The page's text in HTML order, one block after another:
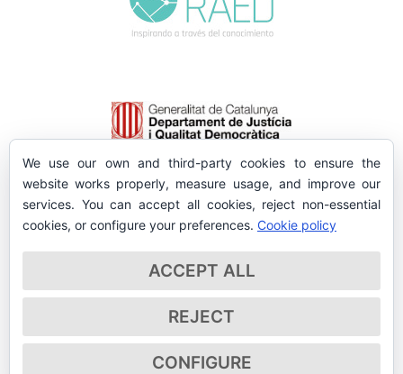
We use our own and third-party cookies to ensure the
website works properly, measure usage, and improve our
services. You can accept all cookies, reject non-essential
cookies, or configure your preferences. Cookie policy
ACCEPT ALL
REJECT
CONFIGURE